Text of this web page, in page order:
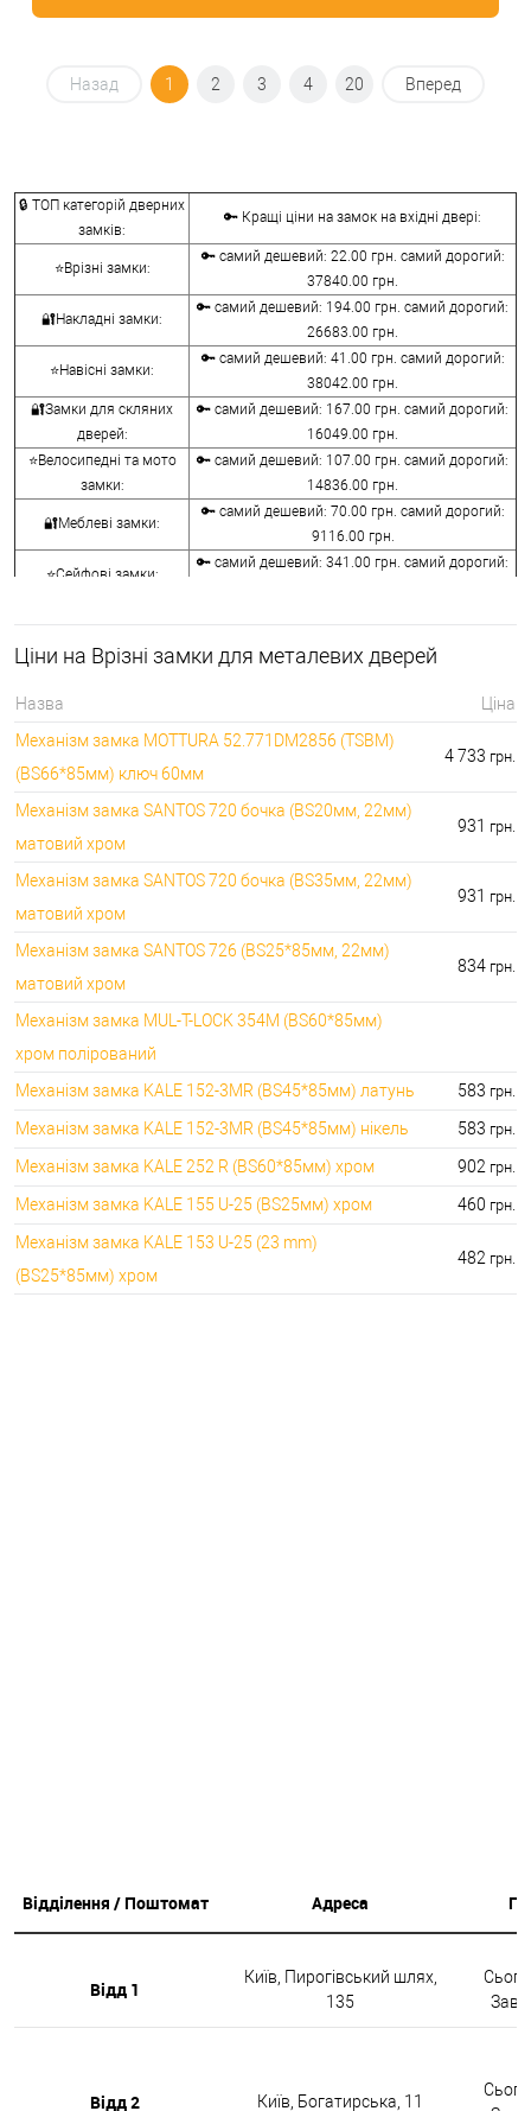
Назад 1 2 3 4 20 Вперед
🔒 ТОП категорій дверних
замків:
🔑 Кращі ціни на замок на вхідні двері:
⭐Врізні замки:
🔑 самий дешевий: 22.00 грн. самий дорогий:
37840.00 грн.
🔐Накладні замки:
🔑 самий дешевий: 194.00 грн. самий дорогий:
26683.00 грн.
⭐Навісні замки:
🔑 самий дешевий: 41.00 грн. самий дорогий:
38042.00 грн.
🔐Замки для скляних
дверей:
🔑 самий дешевий: 167.00 грн. самий дорогий:
16049.00 грн.
⭐Велосипедні та мото
замки:
🔑 самий дешевий: 107.00 грн. самий дорогий:
14836.00 грн.
🔐Меблеві замки:
🔑 самий дешевий: 70.00 грн. самий дорогий:
9116.00 грн.
⭐Сейфові замки:
🔑 самий дешевий: 341.00 грн. самий дорогий:
🔐Кодові замки:
⭐Протипожежна
🔑 самий дешевий: 290.00 грн. самий дорогий:
🔐Замки для ролетів:
🔑 самий дешевий: 600.00 грн. самий дорогий:
660.00 грн.
Ціни на Врізні замки для металевих дверей
Назва
Ціна
Механізм замка MOTTURA 52.771DM2856 (TSBM)
(BS66*85мм) ключ 60мм
4 733 грн.
Механізм замка SANTOS 720 бочка (BS20мм, 22мм)
матовий хром
931 грн.
Механізм замка SANTOS 720 бочка (BS35мм, 22мм)
матовий хром
931 грн.
Механізм замка SANTOS 726 (BS25*85мм, 22мм)
матовий хром
834 грн.
Механізм замка MUL-T-LOCK 354M (BS60*85мм)
хром полірований
Механізм замка KALE 152-3MR (BS45*85мм) латунь
583 грн.
Механізм замка KALE 152-3MR (BS45*85мм) нікель 583 грн.
Механізм замка KALE 252 R (BS60*85мм) хром 902 грн.
Механізм замка KALE 155 U-25 (BS25мм) хром 460 грн.
Механізм замка KALE 153 U-25 (23 mm)
(BS25*85мм) хром
482 грн.
Відділення / Поштомат Адреса
Відд 1
Київ, Пирогівський шлях,
135
Відд 2 Київ, Богатирська, 11